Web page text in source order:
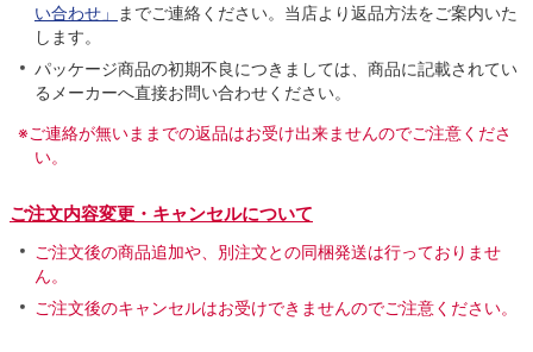
い合わせ」
までご連絡ください。当店より返品方法をご案内いた
します。
パッケージ商品の初期不良につきましては、商品に記載されてい
るメーカーへ直接お問い合わせください。
※ご連絡が無いままでの返品はお受け出来ませんのでご注意くださ
い。
ご注文内容変更・キャンセルについて
ご注文後の商品追加や、別注文との同梱発送は行っておりませ
ん。
ご注文後のキャンセルはお受けできませんのでご注意ください。